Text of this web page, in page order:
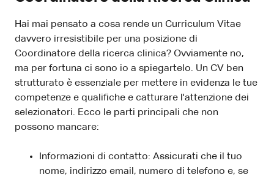
Hai mai pensato a cosa rende un Curriculum Vitae
davvero irresistibile per una posizione di
Coordinatore della ricerca clinica? Ovviamente no,
ma per fortuna ci sono io a spiegartelo. Un CV ben
strutturato è essenziale per mettere in evidenza le tue
competenze e qualifiche e catturare l'attenzione dei
selezionatori. Ecco le parti principali che non
possono mancare:
Informazioni di contatto: Assicurati che il tuo
nome, indirizzo email, numero di telefono e, se